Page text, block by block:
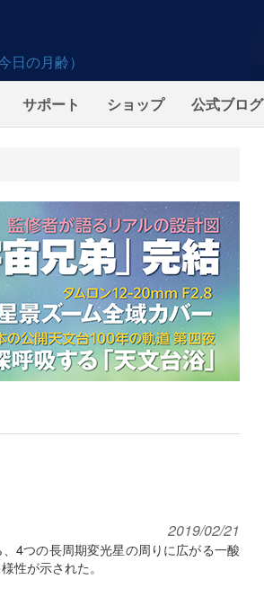
サポート ショップ 公式ブログ
2019/02/21
4つの長周期変光星の周りに広がる一酸
性が示された。